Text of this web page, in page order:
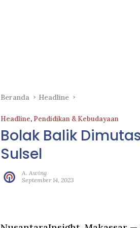
Beranda Headline
Headline, Pendidikan & Kebudayaan
Bolak Balik
Sulsel
A. Awing
September 14, 2023